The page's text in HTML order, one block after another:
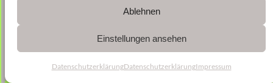
Ablehnen
Einstellungen ansehen
DatenschutzerklärungDatenschutzerklärungImpressum